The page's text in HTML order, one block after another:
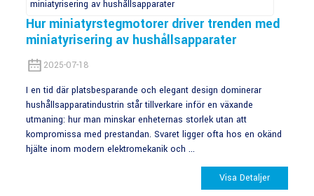
Hur miniatyrstegmotorer driver trenden med
miniatyrisering av hushållsapparater
2025-07-18
I en tid där platsbesparande och elegant design dominerar
hushållsapparatindustrin står tillverkare inför en växande
utmaning: hur man minskar enheternas storlek utan att
kompromissa med prestandan. Svaret ligger ofta hos en okänd
hjälte inom modern elektromekanik och ...
Visa Detaljer